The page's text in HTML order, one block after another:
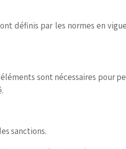
définis par les normes en
sont nécessaires pour
sanctions.